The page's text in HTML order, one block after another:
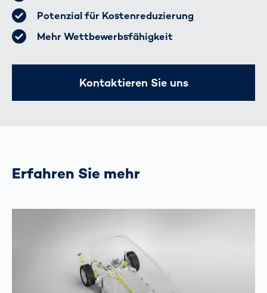
Potenzial für Kostenreduzierung
Mehr Wettbewerbsfähigkeit
Kontaktieren Sie uns
Erfahren Sie mehr